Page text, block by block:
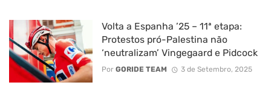
Volta a Espanha ’25 – 11ª etapa:
Protestos pró-Palestina não
‘neutralizam’ Vingegaard e Pidcock
Por GORIDE TEAM 3 de Setembro, 2025